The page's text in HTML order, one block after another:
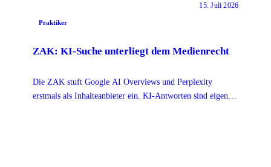
15. Juli 2026
Praktiker
ZAK: KI-Suche unterliegt dem Medienrecht
Die ZAK stuft Google AI Overviews und Perplexity
erstmals als Inhalteanbieter ein. KI-Antworten sind eigene